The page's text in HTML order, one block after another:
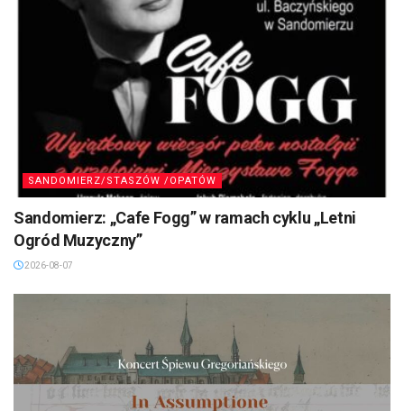
SANDOMIERZ/STASZÓW /OPATÓW
Sandomierz: „Cafe Fogg” w ramach cyklu „Letni
Ogród Muzyczny”
2026-08-07